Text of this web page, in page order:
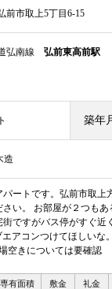
前市取上5丁目6-15
弘南線 弘前東高前駅
築年
造
ートです。弘前市取上
い。 お部屋が２つも
ですがバス停がすぐ近
アコンつけてほしいな
空きについては要確認
専有面積 敷金 礼金